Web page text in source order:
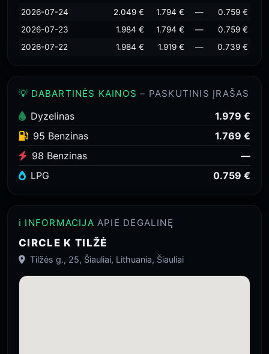
2026-07-24
2.049 € 1.794 € —
0.759 €
2026-07-23
1.984 € 1.794 € —
0.759 €
2026-07-22
1.984 € 1.919 € — 0.739 €
💡 DABARTINĖS KAINOS – PASKUTINIS ĮRAŠAS
Dyzelinas
1.979 €
95 Benzinas
1.769 €
98 Benzinas
—
LPG
0.759 €
ℹ️ INFORMACIJA APIE DEGALINĘ
CIRCLE K TILŽĖ
Tilžės g., 25, Šiauliai, Lithuania, Šiauliai